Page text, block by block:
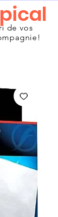
de vos